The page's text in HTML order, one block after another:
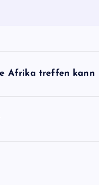
Afrika treffen kann